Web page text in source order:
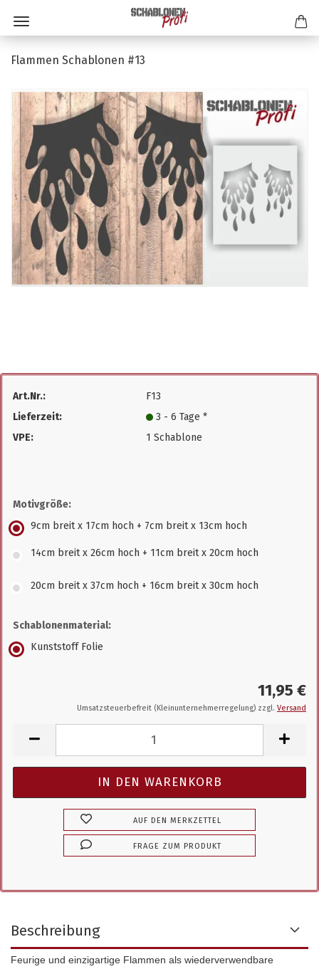
Flammen Schablonen #13
Art.Nr.:
F13
Lieferzeit:
3 - 6 Tage *
VPE:
1 Schablone
Motivgröße:
9cm breit x 17cm hoch + 7cm breit x 13cm hoch
14cm breit x 26cm hoch + 11cm breit x 20cm hoch
20cm breit x 37cm hoch + 16cm breit x 30cm hoch
Schablonenmaterial:
Kunststoff Folie
11,95 €
Umsatzsteuerbefreit (Kleinunternehmerregelung) zzgl. Versand
AUF DEN MERKZETTEL
FRAGE ZUM PRODUKT
Beschreibung
Feurige und einzigartige Flammen als wiederverwendbare